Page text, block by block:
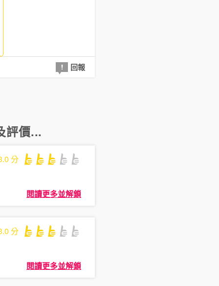
回報
評價...
分
閱讀更多並解鎖
分
閱讀更多並解鎖